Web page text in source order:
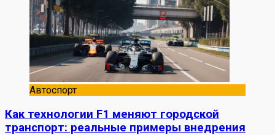
Автоспорт
Как технологии F1 меняют городской
транспорт: реальные примеры внедрения